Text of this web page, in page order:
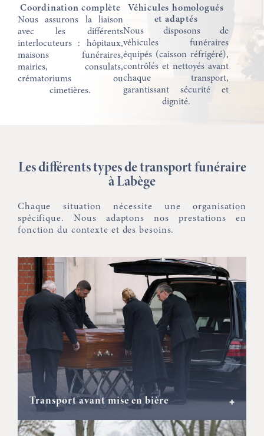
Coordination complète
Nous assurons la liaison
avec les différents
interlocuteurs : hôpitaux,
maisons funéraires,
mairies, consulats,
crématoriums ou
cimetières.
Véhicules homologués
et adaptés
Nous disposons de
véhicules funéraires
équipés (caisson réfrigéré),
contrôlés et nettoyés avant
chaque transport,
garantissant sécurité et
dignité.
Les différents types de transport funéraire
à Labège
Chaque situation nécessite une organisation
spécifique. Nous adaptons nos prestations en
fonction du contexte et des besoins.
Transport avant mise en bière +